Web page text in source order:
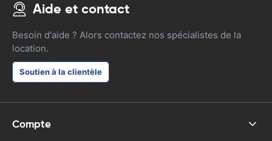
Aide et contact
Besoin d'aide ? Alors contactez nos spécialistes de la
location.
Soutien à la clientèle
Compte